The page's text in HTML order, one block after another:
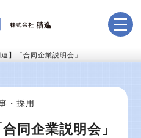
連】「合同企業説明会」
・採用
同企業説明会」